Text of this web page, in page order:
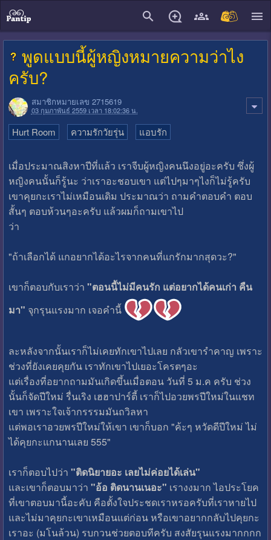
พูดแบบนี้ผู้หญิงหมายความว่าไง
ครับ?
สมาชิกหมายเลข 2715619
03 กุมภาพันธ์ 2559 เวลา 18:02:36 น.
Hurt Room ความรักวัยรุ่น แอบรัก
เมื่อประมาณสิงหาปีที่แล้ว เราจีบผู้หญิงคนนึงอยู่อะครับ ซึ่งผู้
หญิงคนนั้นก็รู้นะ ว่าเราอะชอบเขา แต่ไปๆมาๆไงก็ไม่รู้ครับ
เขาคุยกะเราไม่เหมือนเดิม ประมาณว่า ถามคำตอบคำ ตอบ
สั้นๆ ตอบห้วนๆอะครับ แล้วผมก็ถามเขาไป
ว่า
"ถ้าเลือกได้ แกอยากได้อะไรจากคนที่แกรักมากสุดวะ?"
เขาก็ตอบกับเราว่า "ตอนนี้ไม่มีคนรัก แต่อยากได้คนเก่า คืน
มา" จุกรุนแรงมาก เจอคำนี้
ละหลังจากนั้นเราก็ไม่เคยทักเขาไปเลย กลัวเขารำคาญ เพราะ
ช่วงที่ยังเคยคุยกัน เราทักเขาไปเยอะโครตๆอะ
แต่เรื่องที่อยากถามมันเกิดขึ้นเมื่อตอน วันที่ 5 ม.ค ครับ ช่วง
นั้นก็จัดปีใหม่ รื่นเริง เฮฮาปาร์ตี้ เราก็ไปอวยพรปีใหม่ในแชท
เขา เพราะใจเจ้ากรรรมมันถวิลหา
แต่พอเราอวยพรปีใหม่ให้เขา เขาก็บอก "ค้ะๆ หวัดดีปีใหม่ ไม่
ได้คุยกะแกนานเลย 555"
เราก็ตอบไปว่า "ติดนิยายอะ เลยไม่ค่อยได้เล่น"
และเขาก็ตอบมาว่า "อ้อ ติดนานเนอะ" เรางงมาก ไอประโยค
ที่เขาตอบมานี้อะคับ คือตั้งใจประชดเราหรอครับที่เราหายไป
และไม่มาคุยกะเขาเหมือนแต่ก่อน หรือเขาอยากกลับไปคุยกะ
เราอะ (มโนล้วน) รบกวนช่วยตอบทีครับ สงสัยรุนแรงมากกกก
close